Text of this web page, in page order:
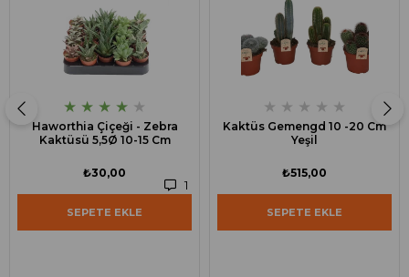
★ ★ ★ ★ ★
Haworthia Çiçeği - Zebra
Kaktüsü 5,5Ø 10-15 Cm
1
₺30,00
SEPETE EKLE
★ ★ ★ ★ ★
Kaktüs Gemengd 10 -20 Cm
Yeşil
₺515,00
SEPETE EKLE